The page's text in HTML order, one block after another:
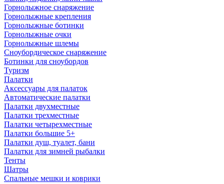
Горнолыжное снаряжение
Горнолыжные крепления
Горнолыжные ботинки
Горнолыжные очки
Горнолыжные шлемы
Сноубордическое снаряжение
Ботинки для сноубордов
Туризм
Палатки
Аксессуары для палаток
Автоматические палатки
Палатки двухместные
Палатки трехместные
Палатки четырехместные
Палатки большие 5+
Палатки душ, туалет, бани
Палатки для зимней рыбалки
Тенты
Шатры
Спальные мешки и коврики